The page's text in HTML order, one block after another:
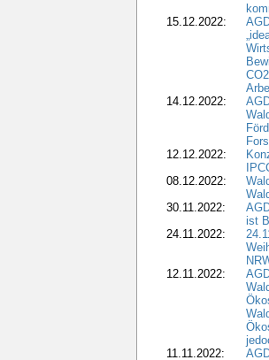
15.12.2022:
14.12.2022:
12.12.2022:
08.12.2022:
30.11.2022:
ist
24.11.2022:
12.11.2022:
11.11.2022: